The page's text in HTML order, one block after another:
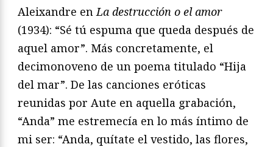
Aleixandre en La destrucción o el amor
(1934): “Sé tú espuma que queda después de
aquel amor”. Más concretamente, el
decimonoveno de un poema titulado “Hija
del mar”. De las canciones eróticas
reunidas por Aute en aquella grabación,
“Anda” me estremecía en lo más íntimo de
mi ser: “Anda, quítate el vestido, las flores,